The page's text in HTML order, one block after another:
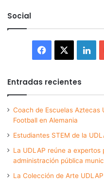
Social
Facebook
Entradas recientes
Coach de Escuelas Aztecas
Football en Alemania
Estudiantes STEM de la
La UDLAP reúne a expertos
administración pública
La Colección de Arte